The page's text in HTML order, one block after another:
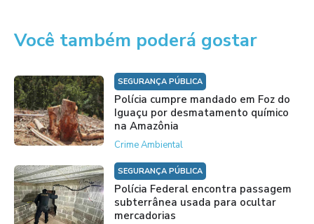
Você também poderá gostar
SEGURANÇA PÚBLICA
Polícia cumpre mandado em Foz do
Iguaçu por desmatamento químico
na Amazônia
Crime Ambiental
SEGURANÇA PÚBLICA
Polícia Federal encontra passagem
subterrânea usada para ocultar
mercadorias